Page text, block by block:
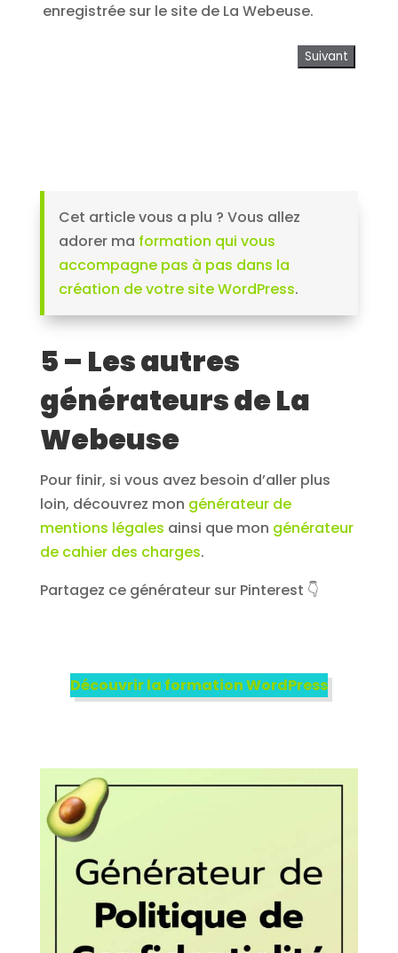
enregistrée sur le site de La Webeuse.
Suivant
Cet article vous a plu ? Vous allez
adorer ma formation qui vous
accompagne pas à pas dans la
création de votre site WordPress.
5 – Les autres
générateurs de La
Webeuse
Pour finir, si vous avez besoin d’aller plus
loin, découvrez mon générateur de
mentions légales ainsi que mon générateur
de cahier des charges.
Partagez ce générateur sur Pinterest 👇
Découvrir la formation WordPress